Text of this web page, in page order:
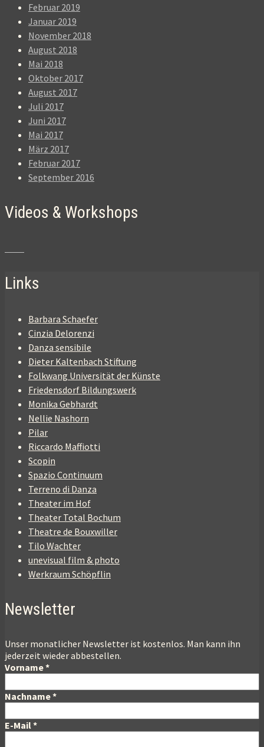
Februar 2019
Januar 2019
November 2018
August 2018
Mai 2018
Oktober 2017
August 2017
Juli 2017
Juni 2017
Mai 2017
März 2017
Februar 2017
September 2016
Videos & Workshops
Links
Barbara Schaefer
Cinzia Delorenzi
Danza sensibile
Dieter Kaltenbach Stiftung
Folkwang Universität der Künste
Friedensdorf Bildungswerk
Monika Gebhardt
Nellie Nashorn
Pilar
Riccardo Maffiotti
Scopin
Spazio Continuum
Terreno di Danza
Theater im Hof
Theater Total Bochum
Theatre de Bouxwiller
Tilo Wachter
unevisual film & photo
Werkraum Schöpflin
Newsletter
Unser monatlicher Newsletter ist kostenlos. Man kann ihn
jederzeit wieder abbestellen.
Vorname*
Nachname*
E-Mail*